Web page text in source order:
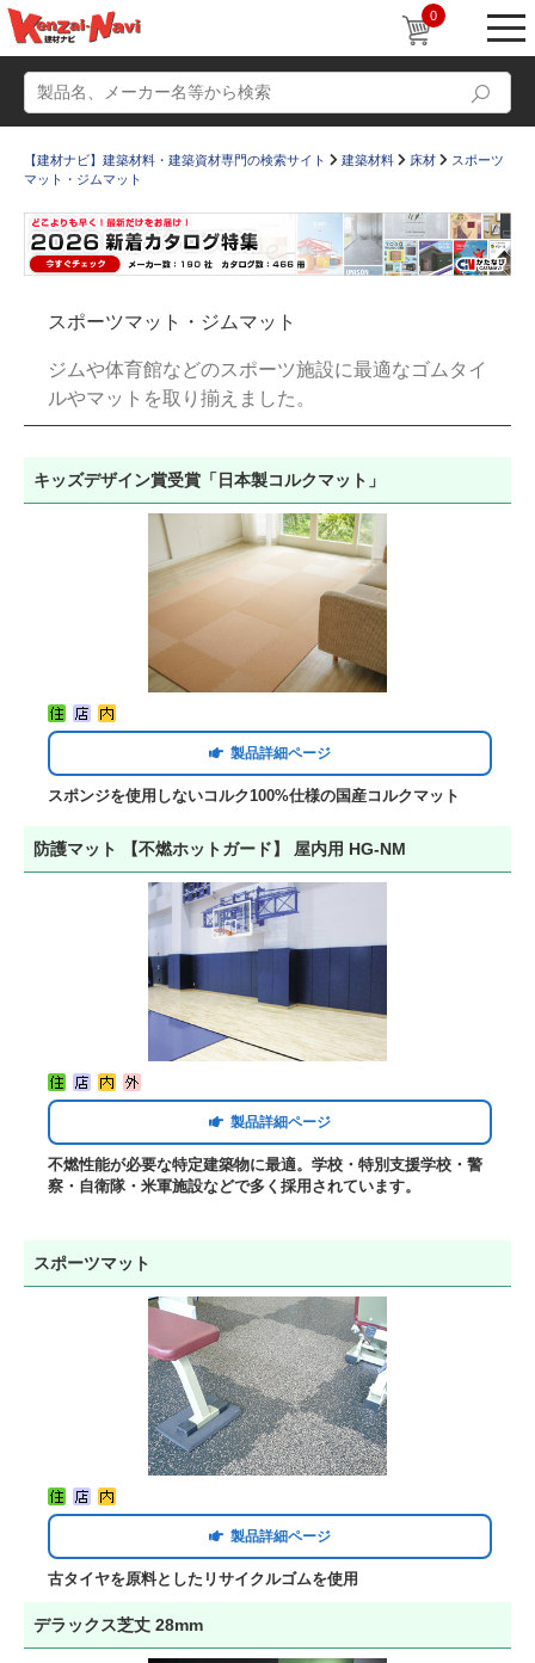
0
すまいリング 設計士インタビュー
Q＆A 販売・施工代理店募集
お気に入り
【建材ナビ】建築材料・建築資材専門の検索サイト 建築材料 床材
スポーツ
マット・ジムマット
スポーツマット・ジムマット
ジムや体育館などのスポーツ施設に最適なゴムタイ
ルやマットを取り揃えました。
キッズデザイン賞受賞「日本製コルクマット」
製品詳細ページ
スポンジを使用しないコルク100%仕様の国産コルクマット
防護マット 【不燃ホットガード】 屋内用 HG-NM
製品詳細ページ
不燃性能が必要な特定建築物に最適。学校・特別支援学校・警
察・自衛隊・米軍施設などで多く採用されています。
スポーツマット
製品詳細ページ
古タイヤを原料としたリサイクルゴムを使用
デラックス芝丈 28mm